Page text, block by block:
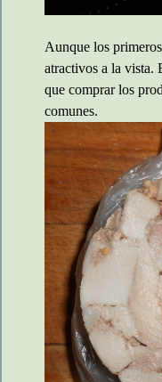
Aunque los
atractivos a la vista.
que comprar los
comunes.